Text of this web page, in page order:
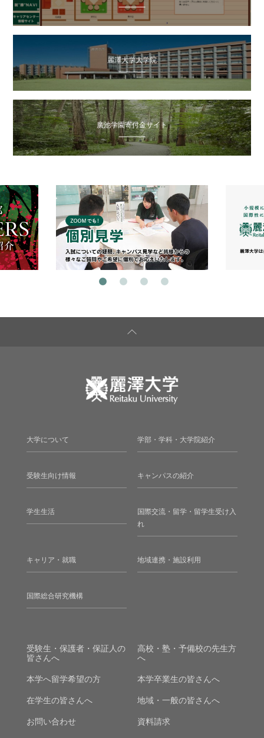
麗澤大学大学院
廣池学園寄付金サイト
大学について 学部・学科・大学院紹介
受験生向け情報 キャンパスの紹介
学生生活
国際交流・留学・留学生受け入
れ
キャリア・就職 地域連携・施設利用
国際総合研究機構
受験生・保護者・保証人の
皆さんへ
高校・塾・予備校の先生方
へ
本学へ留学希望の方 本学卒業生の皆さんへ
在学生の皆さんへ 地域・一般の皆さんへ
お問い合わせ 資料請求